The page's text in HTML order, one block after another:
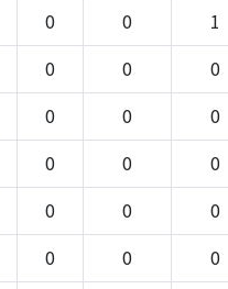
0 0 1
0 0 0
0 0 0
0 0 0
0 0 0
0 0 0